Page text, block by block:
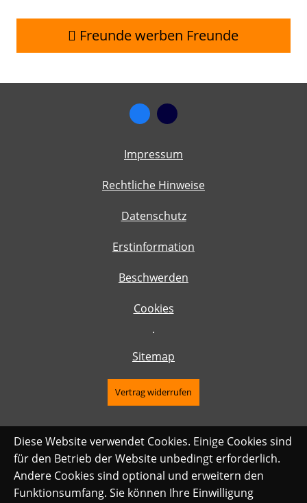
Freunde werben Freunde
Impressum
Rechtliche Hinweise
Datenschutz
Erstinformation
Beschwerden
Cookies
·
Sitemap
Vertrag widerrufen
Diese Website verwendet Cookies. Einige Cookies sind
für den Betrieb der Website unbedingt erforderlich.
Andere Cookies sind optional und erweitern den
Funktionsumfang. Sie können Ihre Einwilligung